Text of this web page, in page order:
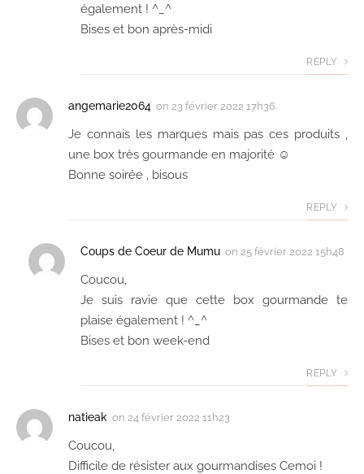
également ! ^_^
Bises et bon après-midi
REPLY
angemarie2064 on 23 février 2022 17h36
Je connais les marques mais pas ces produits ,
une box très gourmande en majorité ☺
Bonne soirée , bisous
REPLY
Coups de Coeur de Mumu on 25 février 2022 15h48
Coucou,
Je suis ravie que cette box gourmande te
plaise également ! ^_^
Bises et bon week-end
REPLY
natieak on 24 février 2022 11h23
Coucou,
Difficile de résister aux gourmandises Cemoi !